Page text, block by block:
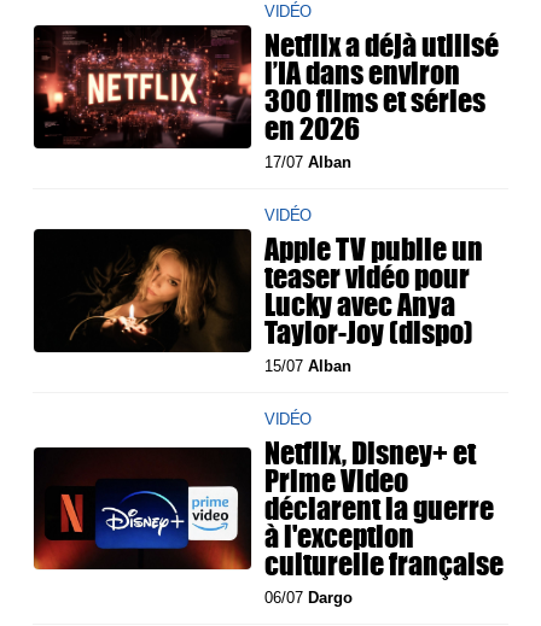
VIDÉO
Netflix a déjà utilisé
l’IA dans environ
300 films et séries
en 2026
17/07Alban
VIDÉO
Apple TV publie un
teaser vidéo pour
Lucky avec Anya
Taylor-Joy (dispo)
15/07Alban
VIDÉO
Netflix, Disney+ et
Prime Video
déclarent la guerre
à l'exception
culturelle française
06/07 Dargo